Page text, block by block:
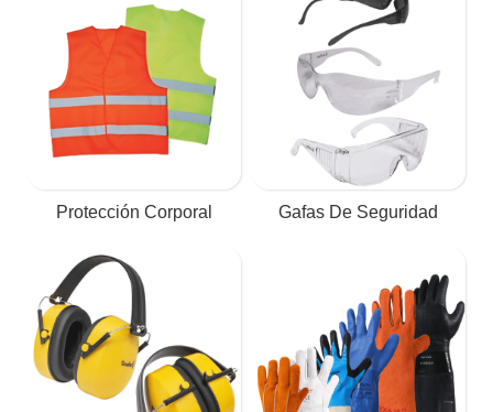
Protección Corporal Gafas De Seguridad